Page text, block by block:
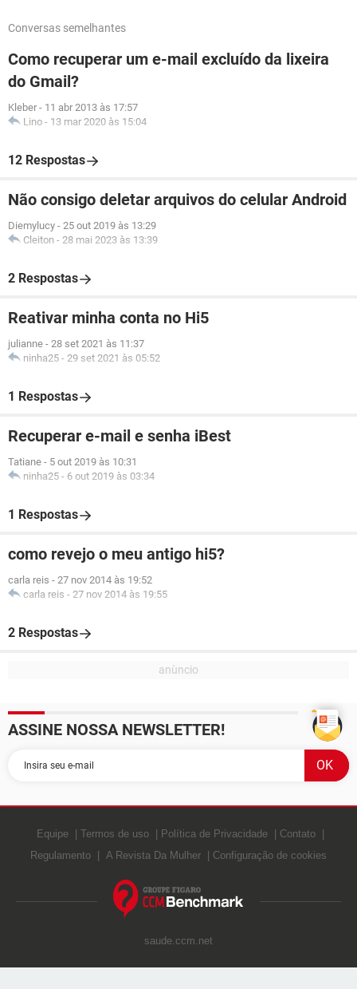
Conversas semelhantes
Como recuperar um e-mail excluído da lixeira
do Gmail?
Kleber - 11 abr 2013 às 17:57
Lino - 13 mar 2020 às 15:04
12 Respostas
Não consigo deletar arquivos do celular Android
Diemylucy - 25 out 2019 às 13:29
Cleiton - 28 mai 2023 às 13:39
2 Respostas
Reativar minha conta no Hi5
julianne - 28 set 2021 às 11:37
ninha25 - 29 set 2021 às 05:52
1 Respostas
Recuperar e-mail e senha iBest
Tatiane - 5 out 2019 às 10:31
ninha25 - 6 out 2019 às 03:34
1 Respostas
como revejo o meu antigo hi5?
carla reis - 27 nov 2014 às 19:52
carla reis - 27 nov 2014 às 19:55
2 Respostas
ASSINE NOSSA NEWSLETTER!
Equipe Termos de uso Política de Privacidade
Contato
Regulamento
A Revista Da Mulher Configuração de cookies
saude.ccm.net